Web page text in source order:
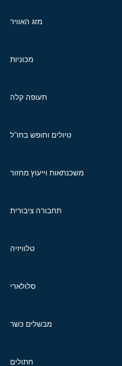
מזג האוויר
מכוניות
תעופה קלה
טיולים וחופש בחו"ל
משכנתאות וייעוץ מחזור
תחבורה ציבורית
טלוויזיה
סלולארי
מבשלים כשר
חתולים